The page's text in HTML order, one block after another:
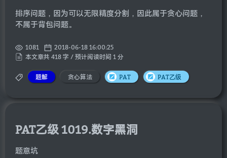
排序问题，因为可以无限精度分割，因此属于贪心问题，
不属于背包问题。
1081
2018-06-18 16:00:25
本文章共 418 字 / 预计阅读时间 1 分
题解 贪心算法 PAT PAT乙级
PAT乙级 1019.数字黑洞
题意坑